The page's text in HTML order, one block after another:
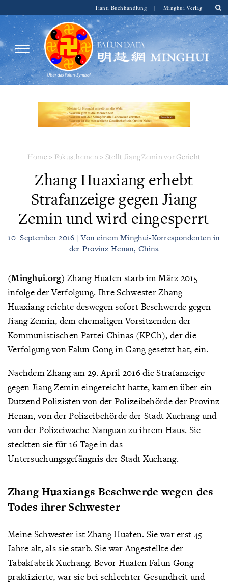
Tianti Buchhandlung | Minghui Verlag
Home > Fokusthemen> Stellt Jiang Zemin vor Gericht
Zhang Huaxiang erhebt
Strafanzeige gegen Jiang
Zemin und wird eingesperrt
10. September 2016 | Von einem Minghui-Korrespondenten in
der Provinz Henan, China
(Minghui.org)Zhang Huafen starb im März 2015
infolge der Verfolgung. Ihre Schwester Zhang
Huaxiang reichte deswegen sofort Beschwerde gegen
Jiang Zemin, dem ehemaligen Vorsitzenden der
Kommunistischen Partei Chinas (KPCh), der die
Verfolgung von Falun Gong in Gang gesetzt hat, ein.
Nachdem Zhang am 29. April 2016 die Strafanzeige
gegen Jiang Zemin eingereicht hatte, kamen über ein
Dutzend Polizisten von der Polizeibehörde der Provinz
Henan, von der Polizeibehörde der Stadt Xuchang und
von der Polizeiwache Nanguan zu ihrem Haus. Sie
steckten sie für 16 Tage in das
Untersuchungsgefängnis der Stadt Xuchang.
Zhang Huaxiangs Beschwerde wegen des
Todes ihrer Schwester
Meine Schwester ist Zhang Huafen. Sie war erst 45
Jahre alt, als sie starb. Sie war Angestellte der
Tabakfabrik Xuchang. Bevor Huafen Falun Gong
praktizierte, war sie bei schlechter Gesundheit und